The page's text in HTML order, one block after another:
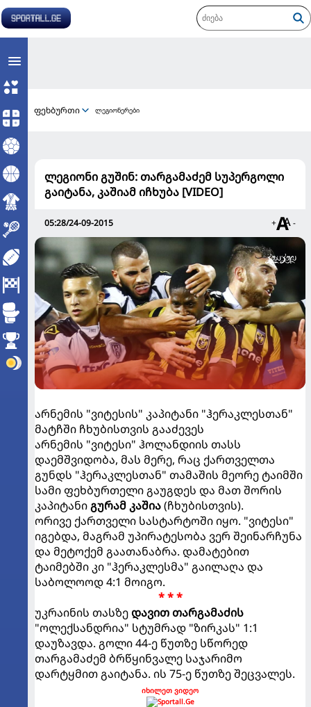
ფეხბურთი ლეგიონერები
ლეგიონი გუშინ: თარგამაძემ სუპერგოლი
გაიტანა, კაშიამ იჩხუბა [VIDEO]
05:28/24-09-2015 + -
არნემის "ვიტესის" კაპიტანი "ჰერაკლესთან"
მატჩში ჩხუბისთვის გააძევეს
არნემის "ვიტესი" ჰოლანდიის თასს
დაემშვიდობა, მას მერე, რაც ქართველთა
გუნდს "ჰერაკლესთან" თამაშის მეორე ტაიმში
სამი ფეხბურთელი გაუგდეს და მათ შორის
კაპიტანიგურამ კაშია(ჩხუბისთვის).
ორივე ქართველი სასტარტოში იყო. "ვიტესი"
იგებდა, მაგრამ უპირატესობა ვერ შეინარჩუნა
და მეტოქემ გაათანაბრა. დამატებით
ტაიმებში კი "ჰერაკლესმა" გაილაღა და
საბოლოოდ 4:1 მოიგო.
* * *
უკრაინის თასზედავით თარგამაძის
"ოლექსანდრია" სტუმრად "ზირკას" 1:1
დაუზავდა. გოლი 44-ე წუთზე სწორედ
თარგამაძემ ბრწყინვალე საჯარიმო
დარტყმით გაიტანა. ის 75-ე წუთზე შეცვალეს.
იხილეთ ვიდეო